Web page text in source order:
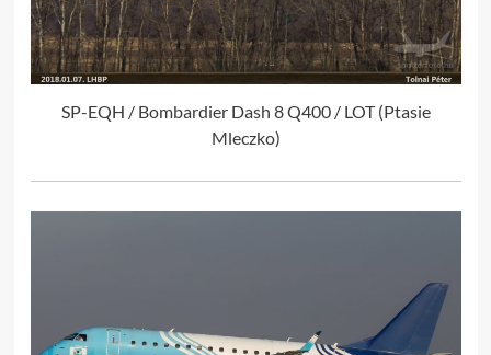
SP-EQH / Bombardier Dash 8 Q400 / LOT (Ptasie
Mleczko)